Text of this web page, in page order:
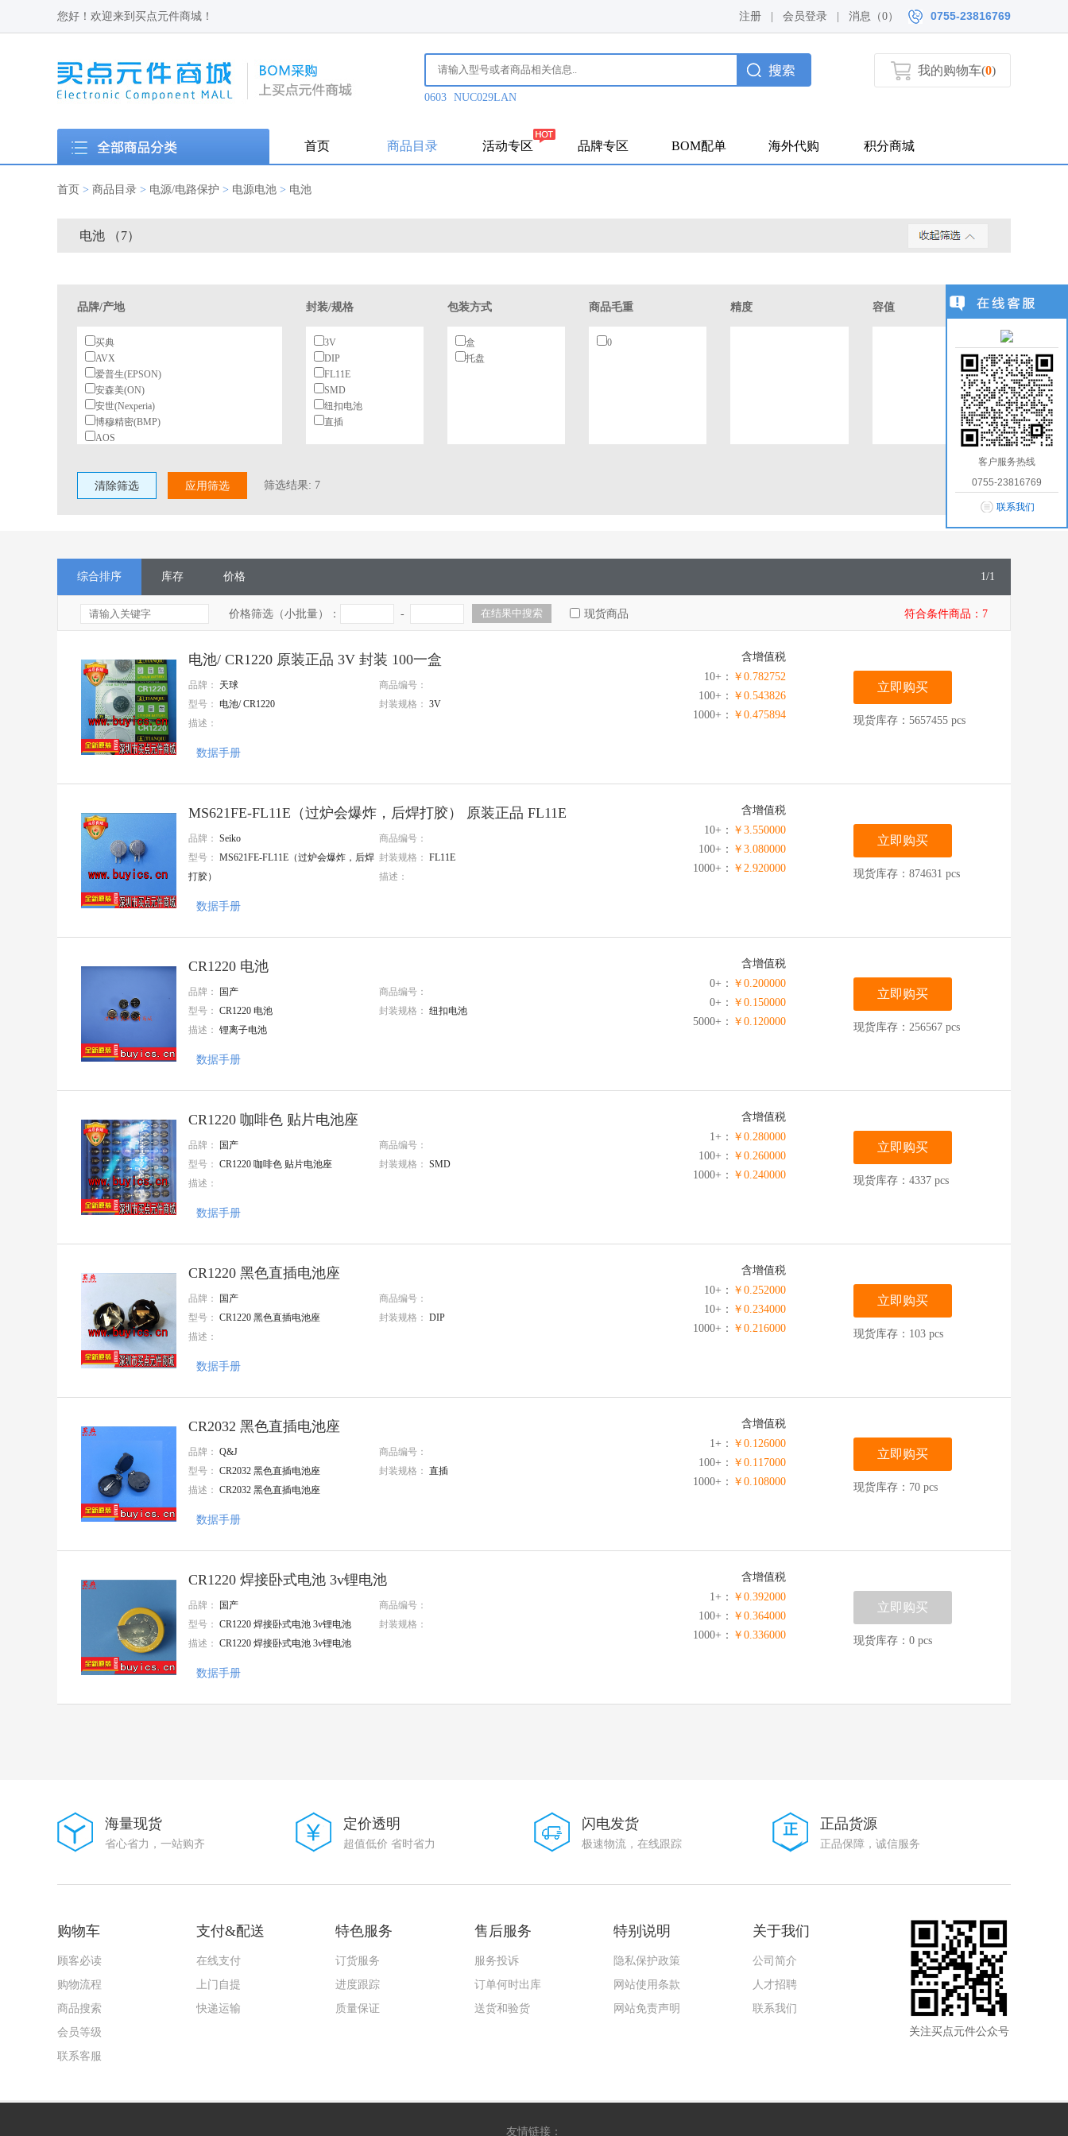
0755-23816769
注册 会员登录 消息（0）
您好！欢迎来到买点元件商城！
我的购物车(0)
0603 NUC029LAN
首页 商品目录 活动专区 品牌专区 BOM配单 海外代购 积分商城
首页 > 商品目录 > 电源/电路保护 > 电源电池 > 电池
电池 （7）
品牌/产地 封装/规格 包装方式 商品毛重 精度 容值
买典
AVX
爱普生(EPSON)
安森美(ON)
安世(Nexperia)
博穆精密(BMP)
AOS
BeiQi
柏恩斯(BOURNS)
博林(BL)
东高志(TOCOS)
风华
国星光电
台湾丰宾(CapXon)
HGSEMI(华冠)
ST(意法半导体)
TI(德州仪器)
Nexperia(安世)
大毅科技
VISHAY(威世)
Goertek(歌尔)
Harting(浩亭)
HenryTech(恒利泰)
MACOM(镁可)
U-BLOX(优北罗)
MPS(芯源)
Chipanalog(川土微)
7Q-TEK(七芯中创)
SUNTO/拓尔尚途
onsemi(安森美)
Cmos(广东场效应半导体)
FORT(致强)
Nations(国民技术)
TE Connectivity(泰科电子)
Mentech(铭普光磁)
MaxLinear(迈凌)
JMA
三晶
Knowles(楼氏)
NIDEC(尼得科)
CT MICRO
EVERLIGHT/亿光
CHENMKO
CIKI(皓富)
Q&J
KANGNEX(康奈克斯电气)
增益
OptoSupply(光谷)
Zetta(澜智)
LX(连线电子
Better(贝特)
KDS(大真空)
卓睿
TYCO
TAITIEN(泰艺电子)
Ckmtw(灿科盟)
JAMICON(台湾凯美)
SAMYOUNG(韩国三莹)
AMS
Doeshare(德芯)
志浩
GANGYUAN(港源)
VO(翔胜)
PROD(谱罗德)
TC
HTC
TXGA(特思嘉)
HANBO(汉博)
3V
DIP
FL11E
SMD
纽扣电池
直插
盒
托盘
0
清除筛选 应用筛选 筛选结果: 7
1/1
综合排序 库存 价格
符合条件商品： 7
价格筛选（小批量）： - 现货商品
电池/ CR1220 原装正品 3V 封装 100一盒
品牌： 天球
商品编号：
型号：
电池/ CR1220 封装规格： 3V
描述：
数据手册
含增值税
10+： ￥0.782752
100+： ￥0.543826
1000+： ￥0.475894
立即购买
现货库存：5657455 pcs
MS621FE-FL11E（过炉会爆炸，后焊打胶） 原装正品 FL11E
封装
品牌： Seiko
商品编号：
型号： MS621FE-FL11E（过炉会爆炸，后焊
打胶）
封装规格： FL11E
描述：
数据手册
含增值税
10+： ￥3.550000
100+： ￥3.080000
1000+： ￥2.920000
立即购买
现货库存：874631 pcs
CR1220 电池
品牌： 国产
商品编号：
型号： CR1220 电池 封装规格： 纽扣电池
描述： 锂离子电池
数据手册
含增值税
0+： ￥0.200000
0+： ￥0.150000
5000+： ￥0.120000
立即购买
现货库存：256567 pcs
CR1220 咖啡色 贴片电池座
品牌： 国产
商品编号：
型号： CR1220 咖啡色 贴片电池座 封装规格： SMD
描述：
数据手册
含增值税
1+： ￥0.280000
100+： ￥0.260000
1000+： ￥0.240000
立即购买
现货库存：4337 pcs
CR1220 黑色直插电池座
品牌： 国产
商品编号：
型号： CR1220 黑色直插电池座 封装规格： DIP
描述：
数据手册
含增值税
10+： ￥0.252000
10+： ￥0.234000
1000+： ￥0.216000
立即购买
现货库存：103 pcs
CR2032 黑色直插电池座
品牌： Q&J
商品编号：
型号： CR2032 黑色直插电池座 封装规格： 直插
描述： CR2032 黑色直插电池座
数据手册
含增值税
1+： ￥0.126000
100+： ￥0.117000
1000+： ￥0.108000
立即购买
现货库存：70 pcs
CR1220 焊接卧式电池 3v锂电池
品牌： 国产
商品编号：
型号： CR1220 焊接卧式电池 3v锂电池
封装规格：
描述： CR1220 焊接卧式电池 3v锂电池
数据手册
含增值税
1+： ￥0.392000
100+： ￥0.364000
1000+： ￥0.336000
立即购买
现货库存：0 pcs
海量现货
省心省力，一站购齐
定价透明
超值低价 省时省力
闪电发货
极速物流，在线跟踪
正品货源
正品保障，诚信服务
关注买点元件公众号
购物车
顾客必读
购物流程
商品搜索
会员等级
联系客服
支付&配送
在线支付
上门自提
快递运输
特色服务
订货服务
进度跟踪
质量保证
售后服务
服务投诉
订单何时出库
送货和验货
特别说明
隐私保护政策
网站使用条款
网站免责声明
关于我们
公司简介
人才招聘
联系我们
友情链接：
客户服务热线
0755-23816769
联系我们